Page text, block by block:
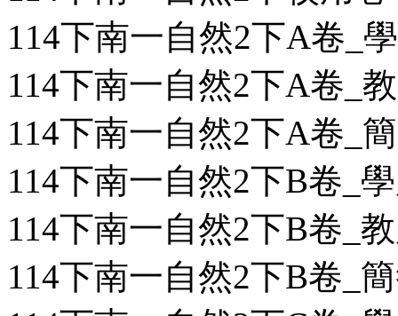
114下南一自然2下A卷_
114下南一自然2下A卷_
114下南一自然2下A卷_
114下南一自然2下B卷_
114下南一自然2下B卷_
114下南一自然2下B卷_